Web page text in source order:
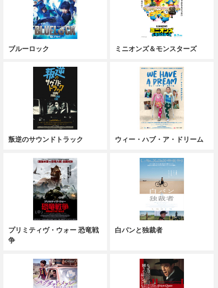
ブルーロック ミニオンズ＆モンスターズ
叛逆のサウンドトラック ウィー・ハブ・ア・ドリーム
プリミティヴ・ウォー 恐竜戦
争
白パンと独裁者